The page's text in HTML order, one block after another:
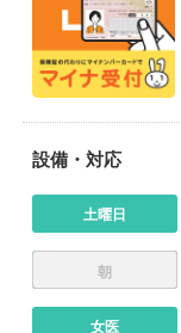
設備・対応
土曜日
朝
女医